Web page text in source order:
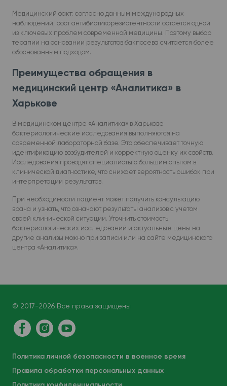
Медицинский факт: согласно данным международных
наблюдений, рост антибиотикорезистентности остается одной
из ключевых проблем современной медицины. Поэтому выбор
терапии на основании результатов бакпосева считается более
обоснованным подходом.
Преимущества обращения в
медицинский центр «Аналитика» в
Харькове
В медицинском центре «Аналитика» в Харькове
бактериологические исследования выполняются на
современной лабораторной базе. Это обеспечивает точную
идентификацию возбудителей и корректную оценку их свойств.
Исследования проводят специалисты с большим опытом в
клинической диагностике, что снижает вероятность ошибок при
интерпретации результатов.
При необходимости пациент может получить консультацию
врача и узнать, что означают результаты анализов с учетом
своей клинической ситуации. Уточнить стоимость
бактериологических исследований и актуальные цены на
другие анализы можно при записи или на сайте медицинского
центра «Аналитика».
© 2017-2026 Все права защищены
Политика личной безопасности в военное время
Правила обработки персональных данных